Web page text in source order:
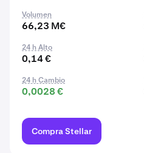
Volumen
66,23 M€
24 h Alto
0,14 €
24 h Cambio
0,0028 €
Compra Stellar